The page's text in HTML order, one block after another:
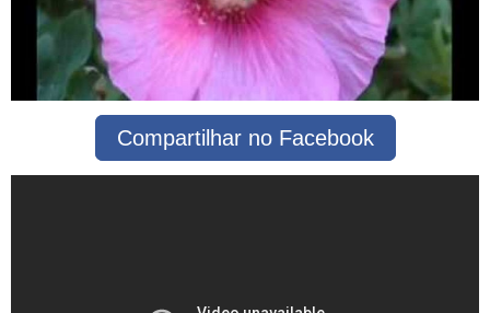
Compartilhar no Facebook